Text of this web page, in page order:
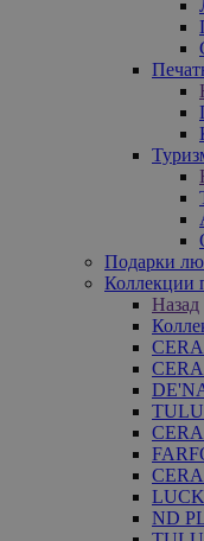
Подарки
Коллекции
Назад
TULU
ND